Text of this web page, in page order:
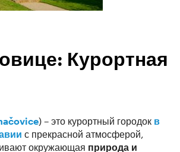
Курортная
) – это курортный городок в
с прекрасной атмосферой,
окружающая природа и